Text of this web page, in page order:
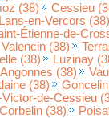
(38) Cessieu
Lans-en-Vercors (38)
Étienne-de-
Valencin (38)
(38) Luzinay
(38)
(38)
Victor-de-Cessieu
Corbelin (38)